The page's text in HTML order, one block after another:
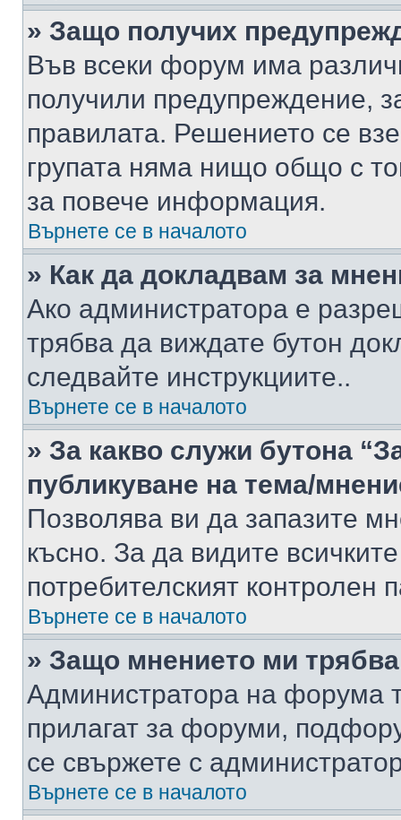
» Защо получих
Във всеки форум има
получили предупреждение,
правилата. Решението се
групата няма нищо общо с
за повече информация.
Върнете се в началото
» Как да докладвам за
Ако администратора е
трябва да виждате бутон
следвайте инструкциите..
Върнете се в началото
» За какво служи бутона
публикуване на тема/
Позволява ви да запазите
късно. За да видите
потребителският контролен
Върнете се в началото
» Защо мнението ми
Администратора на форума
прилагат за форуми,
се свържете с
Върнете се в началото